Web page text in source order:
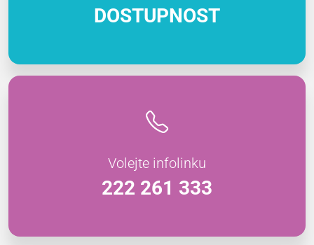
DOSTUPNOST
Volejte infolinku
222 261 333